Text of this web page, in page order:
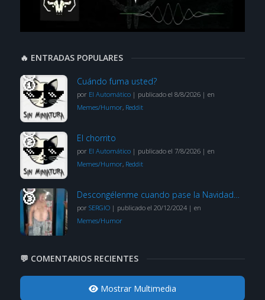
🔥 ENTRADAS POPULARES
Cuándo fuma usted?
por El Automático| publicado el 8/8/2026| en
Memes/Humor, Reddit
El chorrito
por El Automático| publicado el 7/8/2026| en
Memes/Humor, Reddit
Descongélenme cuando pase la Navidad…
por SERGIO| publicado el 20/12/2024| en
Memes/Humor
💬 COMENTARIOS RECIENTES
Mostrar Multimedia